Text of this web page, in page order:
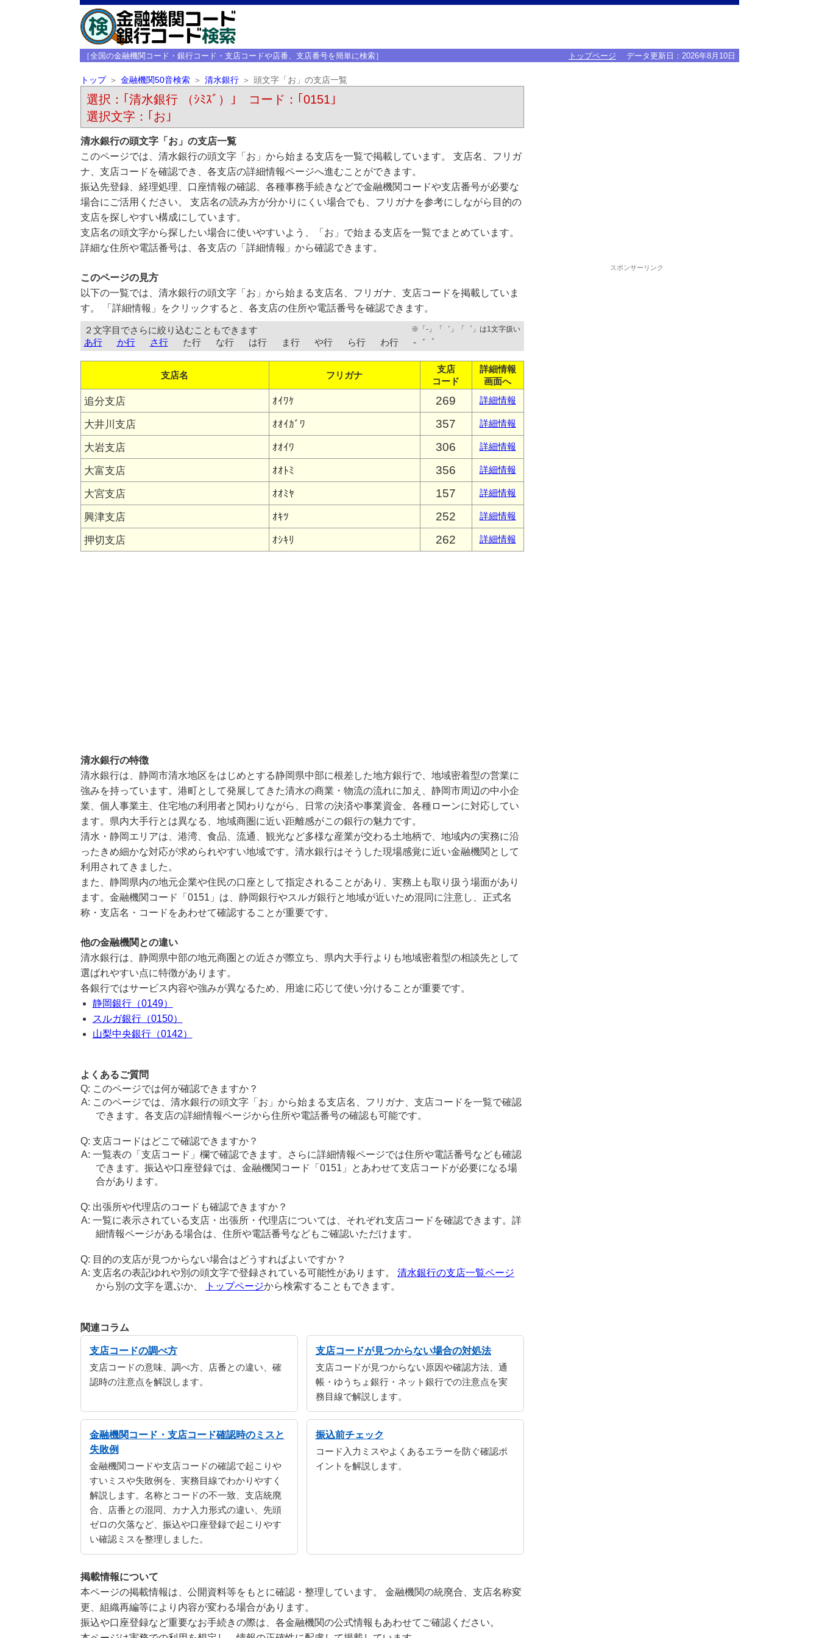
［全国の金融機関コード・銀行コード・支店コードや店番、支店番号を簡単に検索］ トップページ データ更新日： 2026年8月10日
トップ 金融機関50音検索 清水銀行 頭文字「お」の支店一覧
選択：｢清水銀行 （ｼﾐｽﾞ）｣ コード：｢0151｣
選択文字：｢お｣
清水銀行の頭文字「お」の支店一覧
このページでは、清水銀行の頭文字「お」から始まる支店を一覧で掲載しています。 支店名、フリガ
ナ、支店コードを確認でき、各支店の詳細情報ページへ進むことができます。
振込先登録、経理処理、口座情報の確認、各種事務手続きなどで金融機関コードや支店番号が必要な
場合にご活用ください。 支店名の読み方が分かりにくい場合でも、フリガナを参考にしながら目的の
支店を探しやすい構成にしています。
支店名の頭文字から探したい場合に使いやすいよう、「お」で始まる支店を一覧でまとめています。
詳細な住所や電話番号は、各支店の「詳細情報」から確認できます。
このページの見方
以下の一覧では、清水銀行の頭文字「お」から始まる支店名、フリガナ、支店コードを掲載していま
す。 「詳細情報」をクリックすると、各支店の住所や電話番号を確認できます。
２文字目でさらに絞り込むこともできます ※「-」「゛」「゜」は1文字扱い
あ行 か行 さ行 た行 な行 は行 ま行 や行 ら行 わ行 -゛゜
支店名 フリガナ
支店
コード
詳細情報
画面へ
追分支店 ｵｲﾜｹ 269 詳細情報
大井川支店 ｵｵｲｶﾞﾜ 357 詳細情報
大岩支店 ｵｵｲﾜ 306 詳細情報
大富支店 ｵｵﾄﾐ 356 詳細情報
大宮支店 ｵｵﾐﾔ 157 詳細情報
興津支店 ｵｷﾂ 252 詳細情報
押切支店 ｵｼｷﾘ 262 詳細情報
清水銀行の特徴
清水銀行は、静岡市清水地区をはじめとする静岡県中部に根差した地方銀行で、地域密着型の営業に
強みを持っています。港町として発展してきた清水の商業・物流の流れに加え、静岡市周辺の中小企
業、個人事業主、住宅地の利用者と関わりながら、日常の決済や事業資金、各種ローンに対応してい
ます。県内大手行とは異なる、地域商圏に近い距離感がこの銀行の魅力です。
清水・静岡エリアは、港湾、食品、流通、観光など多様な産業が交わる土地柄で、地域内の実務に沿
ったきめ細かな対応が求められやすい地域です。清水銀行はそうした現場感覚に近い金融機関として
利用されてきました。
また、静岡県内の地元企業や住民の口座として指定されることがあり、実務上も取り扱う場面があり
ます。金融機関コード「0151」は、静岡銀行やスルガ銀行と地域が近いため混同に注意し、正式名
称・支店名・コードをあわせて確認することが重要です。
他の金融機関との違い
清水銀行は、静岡県中部の地元商圏との近さが際立ち、県内大手行よりも地域密着型の相談先として
選ばれやすい点に特徴があります。
各銀行ではサービス内容や強みが異なるため、用途に応じて使い分けることが重要です。
静岡銀行（0149）
スルガ銀行（0150）
山梨中央銀行（0142）
よくあるご質問
このページでは何が確認できますか？
このページでは、清水銀行の頭文字「お」から始まる支店名、フリガナ、支店コードを一覧で確認
できます。各支店の詳細情報ページから住所や電話番号の確認も可能です。
支店コードはどこで確認できますか？
一覧表の「支店コード」欄で確認できます。さらに詳細情報ページでは住所や電話番号なども確認
できます。振込や口座登録では、金融機関コード「0151」とあわせて支店コードが必要になる場
合があります。
出張所や代理店のコードも確認できますか？
一覧に表示されている支店・出張所・代理店については、それぞれ支店コードを確認できます。詳
細情報ページがある場合は、住所や電話番号などもご確認いただけます。
目的の支店が見つからない場合はどうすればよいですか？
支店名の表記ゆれや別の頭文字で登録されている可能性があります。清水銀行の支店一覧ページ
から別の文字を選ぶか、
トップページから検索することもできます。
関連コラム
支店コードの調べ方
支店コードの意味、調べ方、店番との違い、確
認時の注意点を解説します。
支店コードが見つからない場合の対処法
支店コードが見つからない原因や確認方法、通
帳・ゆうちょ銀行・ネット銀行での注意点を実
務目線で解説します。
金融機関コード・支店コード確認時のミスと
失敗例
金融機関コードや支店コードの確認で起こりや
すいミスや失敗例を、実務目線でわかりやすく
解説します。名称とコードの不一致、支店統廃
合、店番との混同、カナ入力形式の違い、先頭
ゼロの欠落など、振込や口座登録で起こりやす
い確認ミスを整理しました。
振込前チェック
コード入力ミスやよくあるエラーを防ぐ確認ポ
イントを解説します。
掲載情報について
本ページの掲載情報は、公開資料等をもとに確認・整理しています。 金融機関の統廃合、支店名称変
更、組織再編等により内容が変わる場合があります。
振込や口座登録など重要なお手続きの際は、各金融機関の公式情報もあわせてご確認ください。
スポンサーリンク